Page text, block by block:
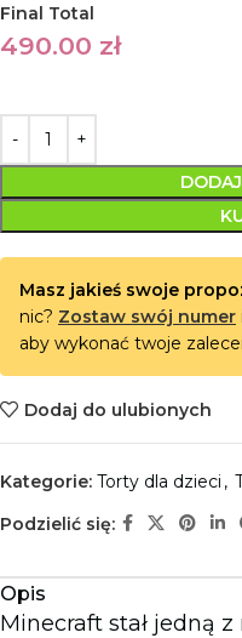
Final Total
490.00 zł
Masz jakieś swoje
nic? Zostaw swój numer
aby wykonać twoje
Dodaj do ulubionych
Kategorie: Torty dla dzieci ,
Podzielić się:
Opis
Minecraft stał jedną